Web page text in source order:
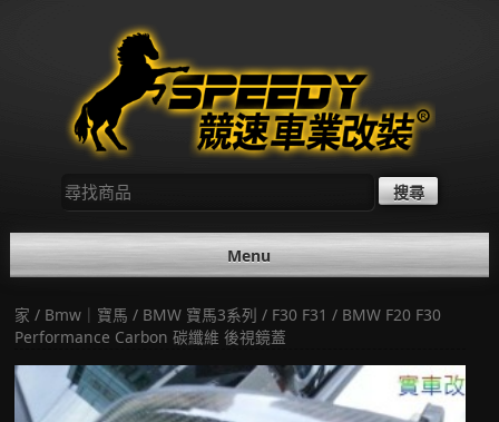
尋
找：
Menu
家 / Bmw｜寶馬 / BMW 寶馬3系列 / F30 F31 / BMW F20 F30
Performance Carbon 碳纖維 後視鏡蓋